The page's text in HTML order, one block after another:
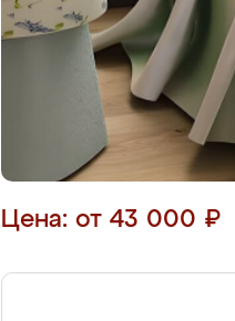
Цена: от 43 000 ₽